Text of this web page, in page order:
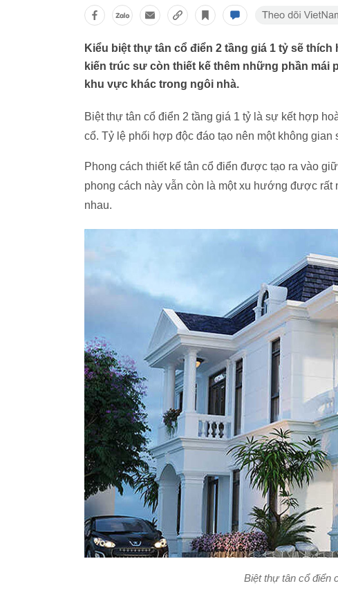
Kiểu biệt thự tân cổ điển 2 tầng giá 1 tỷ sẽ
kiến trúc sư còn thiết kế thêm những phần mái
khu vực khác trong ngôi nhà.
Biệt thự tân cổ điển 2 tầng giá 1 tỷ là sự kết hợp
cổ. Tỷ lệ phối hợp độc đáo tạo nên một không gian
Phong cách thiết kế tân cổ điển được tạo ra vào
phong cách này vẫn còn là một xu hướng được
nhau.
Biệt thự tân cổ điển